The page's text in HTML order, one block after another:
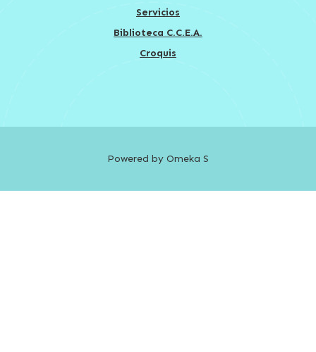
Servicios
Biblioteca C.C.E.A.
Croquis
Powered by Omeka S